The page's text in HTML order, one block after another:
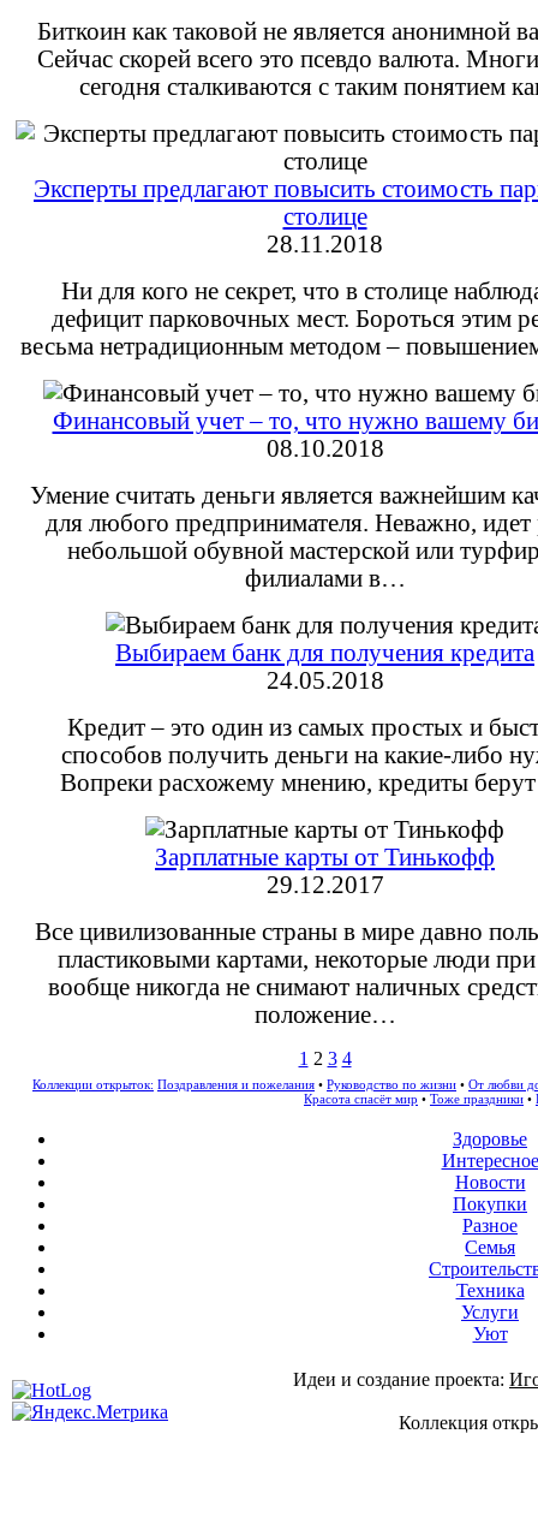
Биткоин как таковой не является анонимной
Сейчас скорей всего это псевдо валюта.
сегодня сталкиваются с таким понятием
Эксперты предлагают повысить стоимость
столице
28.11.2018
Ни для кого не секрет, что в столице
дефицит парковочных мест. Бороться этим
весьма нетрадиционным методом –
Финансовый учет – то, что нужно вашему
08.10.2018
Умение считать деньги является важнейшим
для любого предпринимателя. Неважно, идет
небольшой обувной мастерской или
филиалами в…
Выбираем банк для получения кредита
24.05.2018
Кредит – это один из самых простых и
способов получить деньги на какие-либо
Вопреки расхожему мнению, кредиты
Зарплатные карты от Тинькофф
29.12.2017
Все цивилизованные страны в мире давно
пластиковыми картами, некоторые люди
вообще никогда не снимают наличных
положение…
1 2 3 4
Коллекции открыток: Поздравления и пожелания • Руководство по жизни • От любви
Красота спасёт мир • Тоже праздники •
Здоровье
Интересное
Новости
Покупки
Разное
Семья
Техника
Услуги
Уют
Идеи и создание проекта:
Коллекция